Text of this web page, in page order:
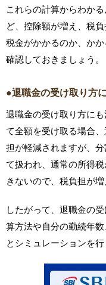
これらの計算からわか
ど、控除額が増え、税
税金がかかるのか、か
確認しておきましょう。
●退職金の受け取り方
退職金の受け取り方に
て全額を受け取る場合
担が軽減されますが、
て扱われ、通常の所得
きないので、税負担が
したがって、退職金の
算方法や自分の勤続年
とシミュレーションを行